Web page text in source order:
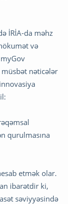
İRİA-da məhz
və
nəticələr
qurulmasına
etmək olar.
ibarətdir ki,
səviyyəsində